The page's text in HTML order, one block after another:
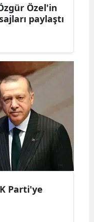
Özel'in
paylaştı
Parti'ye